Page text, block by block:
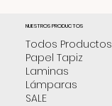
NUESTROS PRODUCTOS
Todos Productos
Papel Tapiz
Laminas
Lámparas
SALE